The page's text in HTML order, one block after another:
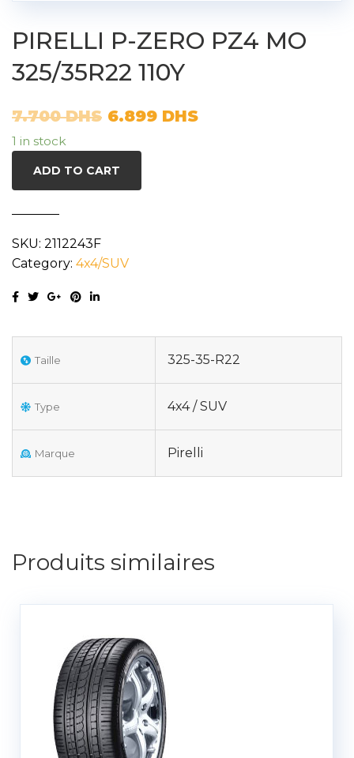
PIRELLI P-ZERO PZ4 MO
325/35R22 110Y
7.700DHS 6.899 DHS
1 in stock
ADD TO CART
SKU: 2112243F
Category: 4x4/SUV
Taille 325-35-R22
Type 4x4 / SUV
Marque Pirelli
Produits similaires